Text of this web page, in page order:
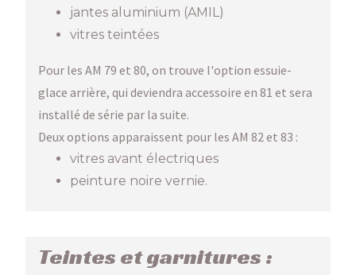
jantes aluminium (AMIL)
vitres teintées
Pour les AM 79 et 80, on trouve l'option essuie-
glace arrière, qui deviendra accessoire en 81 et sera
installé de série par la suite.
Deux options apparaissent pour les AM 82 et 83 :
vitres avant électriques
peinture noire vernie.
Teintes et garnitures :